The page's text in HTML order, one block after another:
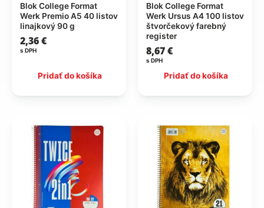
Blok College Format
Werk Premio A5 40 listov
linajkový 90 g
2,36€
s DPH
Pridať do košíka
Blok College Format
Werk Ursus A4 100 listov
štvorčekový farebný
register
8,67€
s DPH
Pridať do košíka